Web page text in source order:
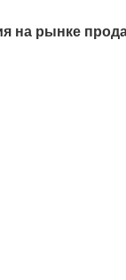
на рынке